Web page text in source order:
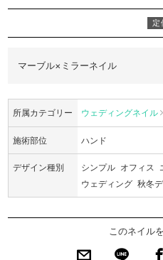
定
マーブル×ミラーネイル
所属カテゴリー ウェディングネイル
施術部位 ハンド
デザイン種別 シンプル オフィス
ウェディング 秋冬
このネイル